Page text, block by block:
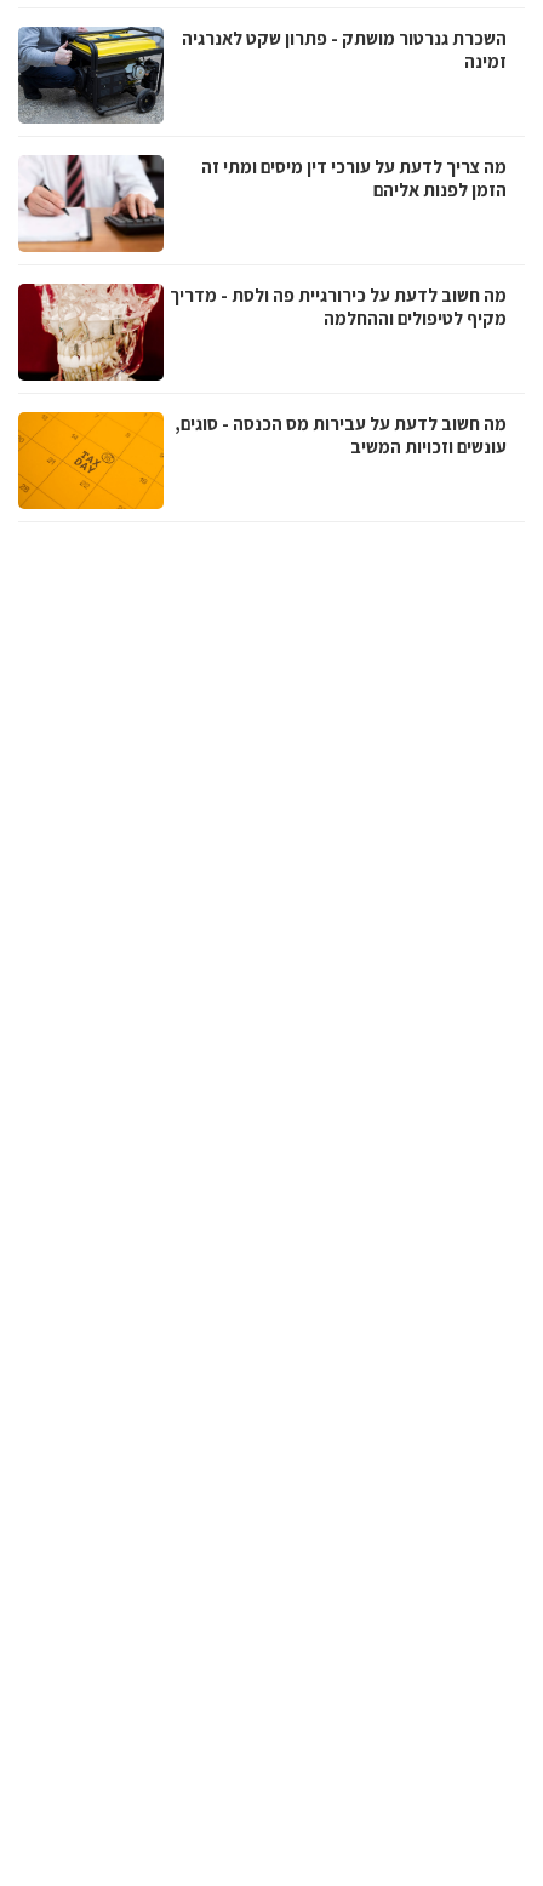
השכרת גנרטור מושתק - פתרון שקט לאנרגיה
זמינה
מה צריך לדעת על עורכי דין מיסים ומתי זה
הזמן לפנות אליהם
מה חשוב לדעת על כירורגיית פה ולסת - מדריך
מקיף לטיפולים וההחלמה
מה חשוב לדעת על עבירות מס הכנסה - סוגים,
עונשים וזכויות המשיב